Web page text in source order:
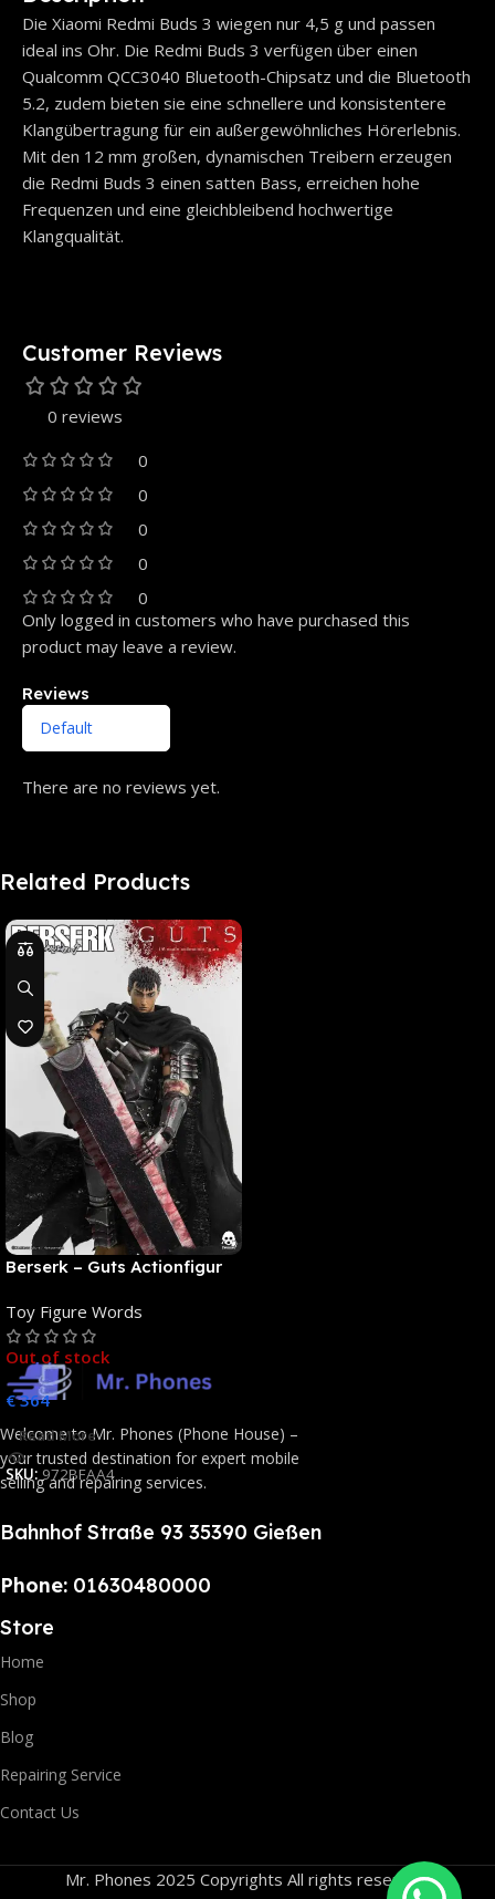
Die Xiaomi Redmi Buds 3 wiegen nur 4,5 g und passen
ideal ins Ohr. Die Redmi Buds 3 verfügen über einen
Qualcomm QCC3040 Bluetooth-Chipsatz und die Bluetooth
5.2, zudem bieten sie eine schnellere und konsistentere
Klangübertragung für ein außergewöhnliches Hörerlebnis.
Mit den 12 mm großen, dynamischen Treibern erzeugen
die Redmi Buds 3 einen satten Bass, erreichen hohe
Frequenzen und eine gleichbleibend hochwertige
Klangqualität.
Customer Reviews
0 reviews
0
0
0
0
0
Reviews
There are no reviews yet.
Only logged in customers who have purchased this
product may leave a review.
Related Products
Berserk – Guts Actionfigur
Toy Figure Words
Out of stock
€364
Read More
SKU: 972BFAA4
Welcome to Mr. Phones (Phone House) –
your trusted destination for expert mobile
selling and repairing services.
Bahnhof Straße 93 35390 Gießen
Phone: 01630480000
Store
Home
Shop
Blog
Repairing Service
Contact Us
Mr. Phones 2025 Copyrights All rights reserved.